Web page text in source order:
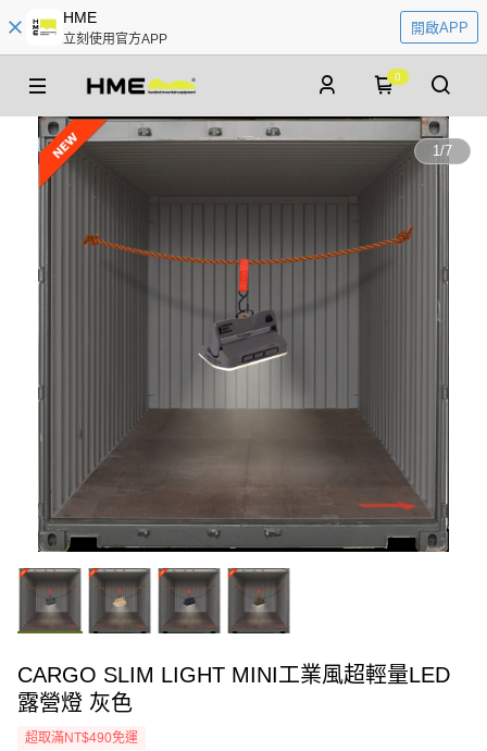
HME
立刻使用官方APP
開啟APP
0
1/7
CARGO SLIM LIGHT MINI工業風超輕量LED
露營燈 灰色
超取滿NT$490免運